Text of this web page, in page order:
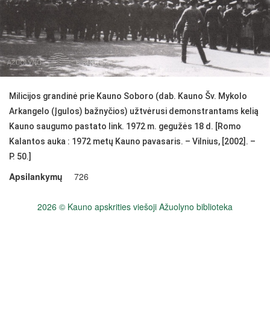
Milicijos grandinė prie Kauno Soboro (dab. Kauno Šv. Mykolo
Arkangelo (Įgulos) bažnyčios) užtvėrusi demonstrantams kelią
Kauno saugumo pastato link. 1972 m. gegužės 18 d. [Romo
Kalantos auka : 1972 metų Kauno pavasaris. – Vilnius, [2002]. –
P. 50.]
Apsilankymų 726
2026 © Kauno apskrities viešoji Ažuolyno biblioteka